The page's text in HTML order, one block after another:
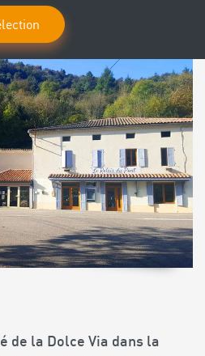
de la Dolce Via dans la